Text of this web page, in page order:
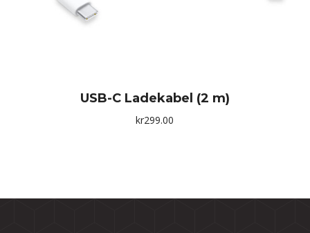
USB-C Ladekabel (2 m)
kr299.00